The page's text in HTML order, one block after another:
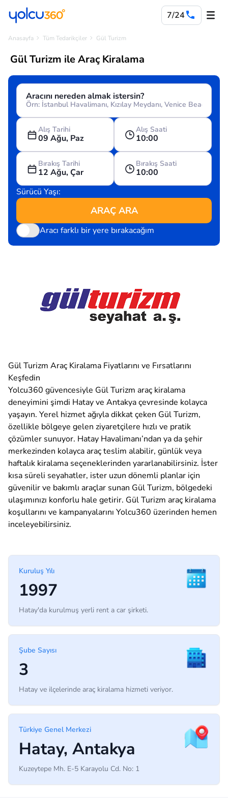
7/24
Anasayfa Tüm Tedarikçiler Gül Turizm
Gül Turizm ile Araç Kiralama
Aracını nereden almak istersin?
Alış Tarihi
09 Ağu, Paz
Alış Saati
10:00
Bırakış Tarihi
12 Ağu, Çar
Bırakış Saati
10:00
Sürücü Yaşı:
ARAÇ ARA
Aracı farklı bir yere bırakacağım
Gül Turizm Araç Kiralama Fiyatlarını ve Fırsatlarını
Keşfedin
Yolcu360 güvencesiyle Gül Turizm araç kiralama
deneyimini şimdi Hatay ve Antakya çevresinde kolayca
yaşayın. Yerel hizmet ağıyla dikkat çeken Gül Turizm,
özellikle bölgeye gelen ziyaretçilere hızlı ve pratik
çözümler sunuyor. Hatay Havalimanı’ndan ya da şehir
merkezinden kolayca araç teslim alabilir, günlük veya
haftalık kiralama seçeneklerinden yararlanabilirsiniz. İster
kısa süreli seyahatler, ister uzun dönemli planlar için
güvenilir ve bakımlı araçlar sunan Gül Turizm, bölgedeki
ulaşımınızı konforlu hale getirir. Gül Turizm araç kiralama
koşullarını ve kampanyalarını Yolcu360 üzerinden hemen
inceleyebilirsiniz.
Kuruluş Yılı
1997
Hatay'da kurulmuş yerli rent a car şirketi.
Şube Sayısı
3
Hatay ve ilçelerinde araç kiralama hizmeti veriyor.
Türkiye Genel Merkezi
Hatay, Antakya
Kuzeytepe Mh. E-5 Karayolu Cd. No: 1